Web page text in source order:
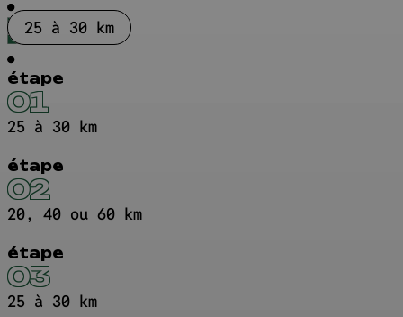
25 à 30 km
Arrivée
étape
01
25 à 30 km
étape
02
20, 40 ou 60 km
étape
03
25 à 30 km